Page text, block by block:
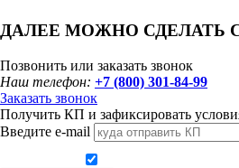
ДАЛЕЕ МОЖНО СДЕЛАТЬ
Позвонить или заказать звонок
Наш телефон: +7 (800) 301-84-99
Заказать звонок
Получить КП и зафиксировать
Введите e-mail